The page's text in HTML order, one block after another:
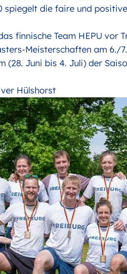
spiegelt die faire und
finnische Team HEPU vor
Meisterschaften am 6./
(28. Juni bis 4. Juli) der
Hülshorst